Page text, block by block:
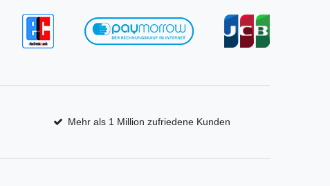
Mehr als 1 Million zufriedene Kunden